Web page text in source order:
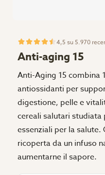
4,5 su 5.970
Anti-aging 15
Anti-Aging 15 combina
antiossidanti per
digestione, pelle e
cereali salutari
essenziali per la
ricoperta da un infuso
aumentarne il sapore.